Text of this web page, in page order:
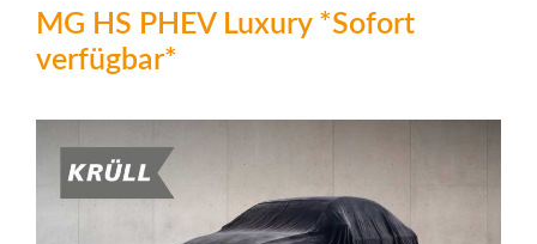
MG HS PHEV Luxury *Sofort
verfügbar*